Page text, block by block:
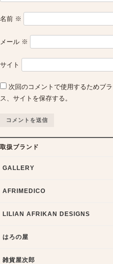
名前 ※
メール ※
サイト
次回のコメントで使用するためブ
ス、サイトを保存する。
取扱ブランド
GALLERY
AFRIMEDICO
LILIAN AFRIKAN DESIGNS
はろの屋
雑貨屋次郎